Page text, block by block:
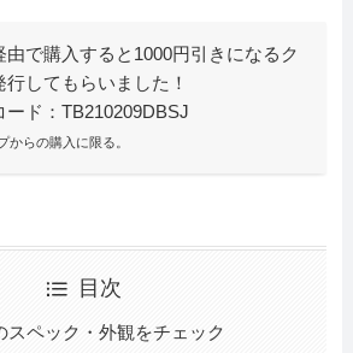
由で購入すると1000円引きになるク
行してもらいました！
ード：TB210209DBSJ
からの購入に限る。
目次
スペック・外観をチェック